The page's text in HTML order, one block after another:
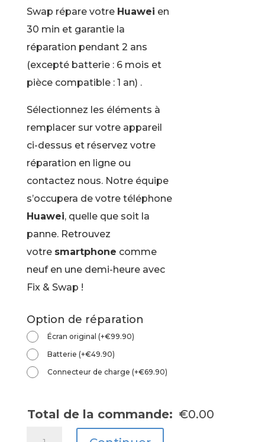
Swap répare votre Huawei en
30 min et garantie la
réparation pendant 2 ans
(excepté batterie : 6 mois et
pièce compatible : 1 an) .
Sélectionnez les éléments à
remplacer sur votre appareil
ci-dessus et réservez votre
réparation en ligne ou
contactez nous. Notre équipe
s’occupera de votre téléphone
Huawei, quelle que soit la
panne. Retrouvez
votre smartphone comme
neuf en une demi-heure avec
Fix & Swap !
Option de réparation
Écran original (+€99.90)
Batterie (+€49.90)
Connecteur de charge (+€69.90)
Total de la commande: €0.00